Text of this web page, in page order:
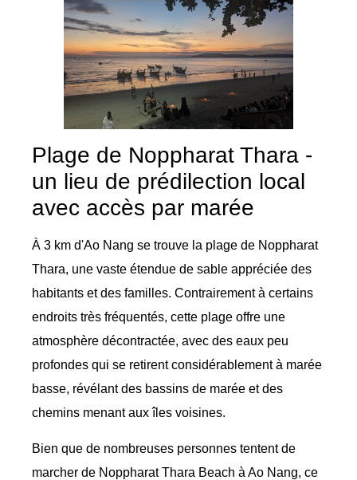
Plage de Noppharat Thara -
un lieu de prédilection local
avec accès par marée
À 3 km d'Ao Nang se trouve la plage de Noppharat
Thara, une vaste étendue de sable appréciée des
habitants et des familles. Contrairement à certains
endroits très fréquentés, cette plage offre une
atmosphère décontractée, avec des eaux peu
profondes qui se retirent considérablement à marée
basse, révélant des bassins de marée et des
chemins menant aux îles voisines.
Bien que de nombreuses personnes tentent de
marcher de Noppharat Thara Beach à Ao Nang, ce